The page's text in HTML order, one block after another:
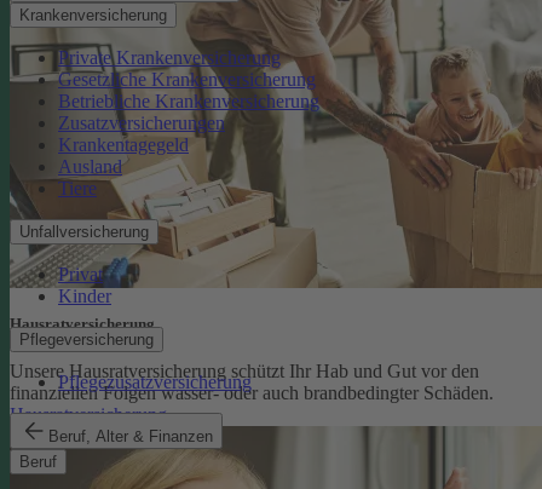
Krankenversicherung
Private Krankenversicherung
Gesetzliche Krankenversicherung
Betriebliche Krankenversicherung
Zusatzversicherungen
Krankentagegeld
Ausland
Tiere
Unfallversicherung
Privat
Kinder
Pflegeversicherung
Pflegezusatzversicherung
Beruf, Alter & Finanzen
Beruf
Hausratversicherung
Unsere Hausratversicherung schützt Ihr Hab und Gut vor den
finanziellen Folgen wasser- oder auch brandbedingter Schäden.
Hausratversicherung